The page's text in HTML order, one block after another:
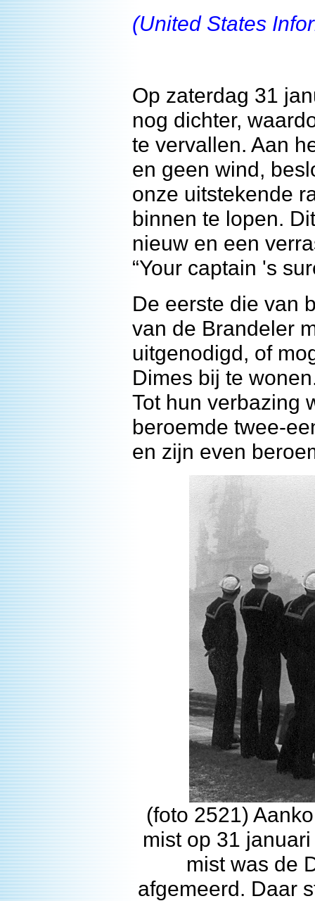
(United States
Op zaterdag 31
nog dichter,
te vervallen. Aan
en geen wind,
onze uitstekende
binnen te lopen.
nieuw en een
“Your captain 's
De eerste die van
van de Brandeler
uitgenodigd, of
Dimes bij te
Tot hun verbazing
beroemde twee-
en zijn even
(foto 2521)
mist op 31
mist was de
afgemeerd. Daar